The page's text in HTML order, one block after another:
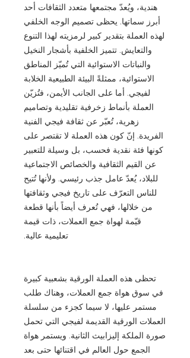
هندية، ويُعدّ مجتمعها متعدد الثقافات أحد
أبرز سماتها. يحظى تصميم الوجه الخلفي
لهذه العملة بتقدير كبير لرمزيته لهذا التنوع
والتعايش. تتميز الخلفية بأشجار النخيل
والنباتات الاستوائية التي تُميّز المناطق
الاستوائية، ممثلةً البيئة الطبيعية الخلابة
لفيجي. أما على الجانب الأيمن، فتُزيّن
العملة بأنماط زخرفية تقليدية وتصاميم
زهرية، تُعبّر عن ثقافة فيجي الفنية
الفريدة. إنّ كون هذه العملة لا تقتصر على
كونها فئة نقدية فحسب، بل وسيلة للتعبير
عن القيم الثقافية والخصائص الاجتماعية
للبلاد، يُعدّ عامل جذب رئيسي. ولأنها تُتيح
للناس التعرّف على تاريخ فيجي وثقافتها
من خلالها، فهي تُعرف أيضاً بأنها قطعة
قيّمة لهواة جمع العملات، ذات قيمة
تعليمية عالية.
تحظى هذه العملة الورقية بشعبية كبيرة
في سوق هواة جمع العملات، وهناك طلب
مستمر عليها، لا سيما كجزء من سلسلة
العملات الورقية القديمة لفيجي التي تحمل
صورة الملكة إليزابيث الثانية. ويستمر هواة
الجمع حول العالم في اقتنائها حتى بعد